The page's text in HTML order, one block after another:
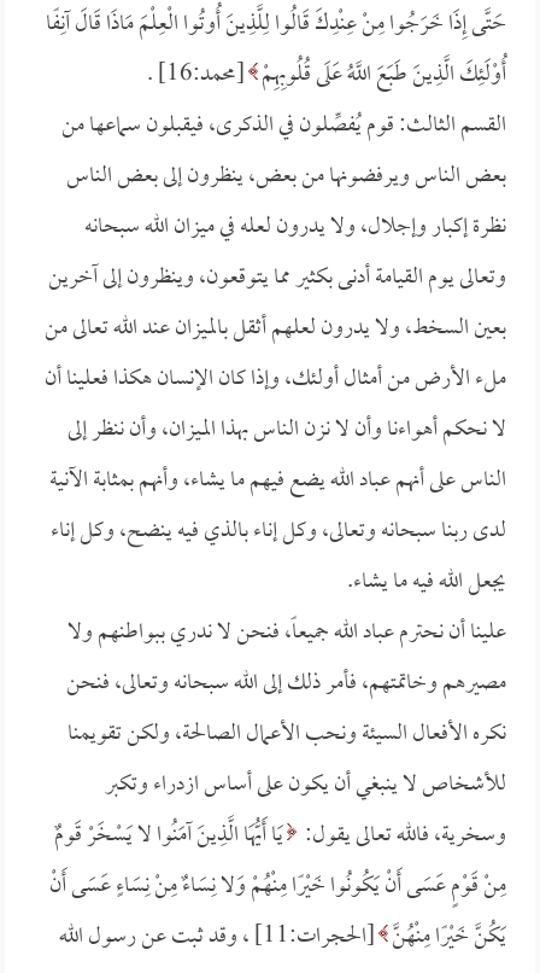
حَتَّى إِذَا خَرَجُوا مِنْ عِنْدِكَ قَالُوا لِلَّذِينَ أُوتُوا الْعِلْمَ مَاذَا قَالَ آنِفًا
أُوْلَئِكَ الَّذِينَ طَبَعَ اللَّهُ عَلَى قُلُوبِهِمْ [محمد:16] .
القسم الثالث: قوم يُفصِّلون في الذكرى، فيقبلون سماعها من
بعض الناس ويرفضونها من بعض، ينظرون إلى بعض الناس
نظرة إكبار وإجلال، ولا يدرون لعله في ميزان الله سبحانه
وتعالى يوم القيامة أدنى بكثير مما يتوقعون، وينظرون إلى آخرين
بعين السخط، ولا يدرون لعلهم أثقل بالميزان عند الله تعالى من
ملء الأرض من أمثال أولئك، وإذا كان الإنسان هكذا فعلينا أن
لا نحكم أهواءنا وأن لا نزن الناس بهذا الميزان، وأن ننظر إلى
الناس على أنهم عباد الله يضع فيهم ما يشاء، وأنهم بمثابة الآنية
لدى ربنا سبحانه وتعالى، وكل إناء بالذي فيه ينضح، وكل إناء
يجعل الله فيه ما يشاء.
علينا أن نحترم عباد الله جميعاً، فنحن لا ندري ببواطنهم ولا
مصيرهم وخاتمتهم، فأمر ذلك إلى الله سبحانه وتعالى، فنحن
نكره الأفعال السيئة ونحب الأعمال الصالحة، ولكن تقويمنا
للأشخاص لا ينبغي أن يكون على أساس ازدراء وتكبر
وسخرية، فالله تعالى يقول: يَا أَيُّهَا الَّذِينَ آمَنُوا لا يَسْخَرْ قَومٌ
مِنْ قَوْمٍ عَسَى أَنْ يَكُونُوا خَيْرًا مِنْهُمْ وَلا نِسَاءٌ مِنْ نِسَاءٍ عَسَى أَنْ
يَكُنَّ خَيْرًا مِنْهُنَّ
[الحجرات:11] ، وقد ثبت عن رسول الله